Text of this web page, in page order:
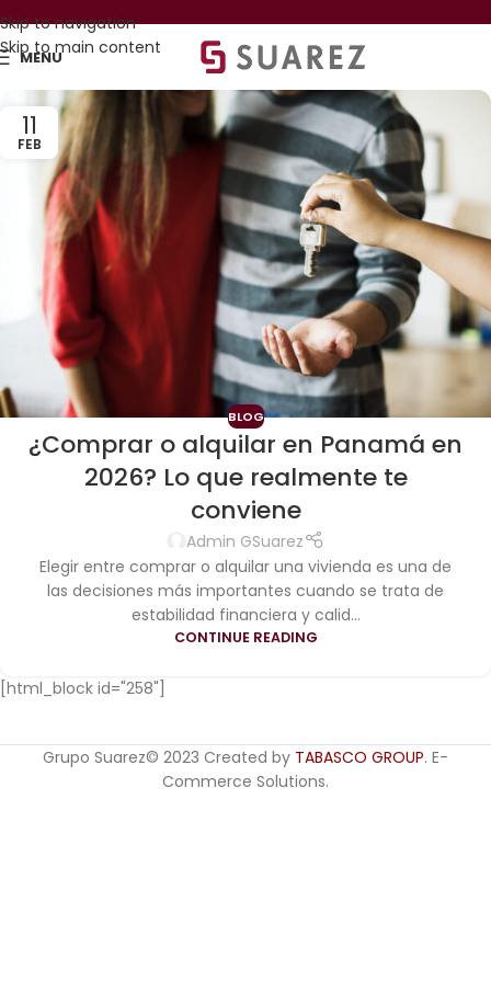
Skip to navigation
Skip to main content
MENU
11
FEB
BLOG
¿Comprar o alquilar en Panamá en
2026? Lo que realmente te
conviene
Admin GSuarez
Elegir entre comprar o alquilar una vivienda es una de
las decisiones más importantes cuando se trata de
estabilidad financiera y calid...
CONTINUE READING
[html_block id="258"]
Grupo Suarez© 2023 Created by TABASCO GROUP. E-
Commerce Solutions.